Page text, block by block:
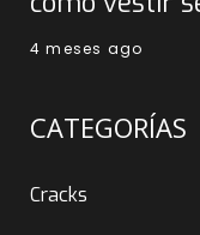
4 meses ago
CATEGORÍAS
Cracks